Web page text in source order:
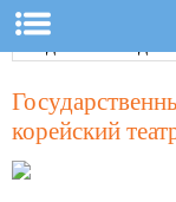
корейский